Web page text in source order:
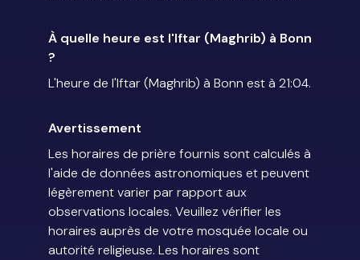
À quelle heure est l'Iftar (Maghrib) à Bonn
?
L'heure de l'Iftar (Maghrib) à Bonn est à 21:04.
Avertissement
Les horaires de prière fournis sont calculés à
l'aide de données astronomiques et peuvent
légèrement varier par rapport aux
observations locales. Veuillez vérifier les
horaires auprès de votre mosquée locale ou
autorité religieuse. Les horaires sont